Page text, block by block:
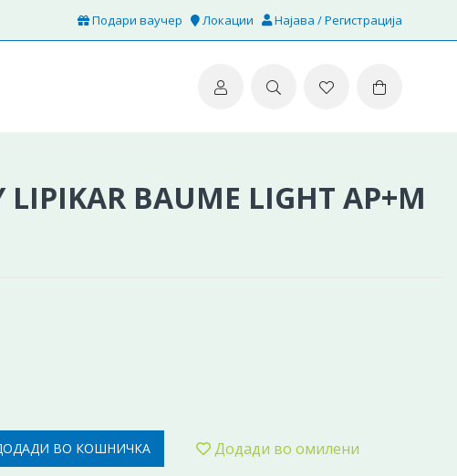
Подари ваучер Локации Најава / Регистрација
LIPIKAR BAUME LIGHT AP+M
ВО КОШНИЧКА Додади во омилени